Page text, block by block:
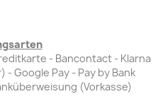
- Bancontact - Klarna
Google Pay - Pay by Bank
(Vorkasse)